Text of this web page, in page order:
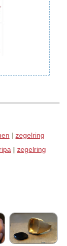
| zegelring
| zegelring